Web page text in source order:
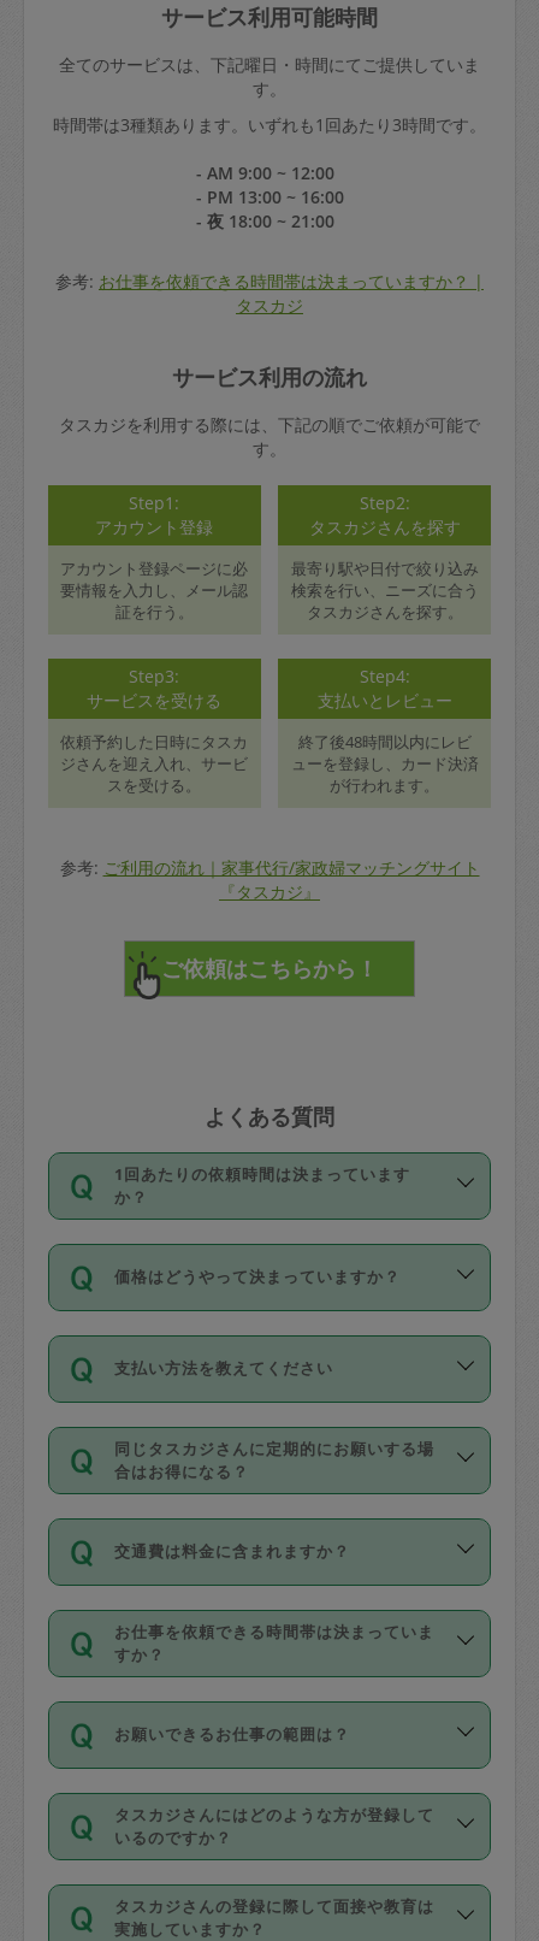
サービス利用可能時間
全てのサービスは、下記曜日・時間にてご提供していま
す。
時間帯は3種類あります。いずれも1回あたり3時間です。
- AM 9:00 ~ 12:00
- PM 13:00 ~ 16:00
- 夜 18:00 ~ 21:00
参考: お仕事を依頼できる時間帯は決まっていますか？ |
タスカジ
サービス利用の流れ
タスカジを利用する際には、下記の順でご依頼が可能で
す。
Step1:
アカウント登録
アカウント登録ページに必
要情報を入力し、メール認
証を行う。
Step2:
タスカジさんを探す
最寄り駅や日付で絞り込み
検索を行い、ニーズに合う
タスカジさんを探す。
Step3:
サービスを受ける
依頼予約した日時にタスカ
ジさんを迎え入れ、サービ
スを受ける。
Step4:
支払いとレビュー
終了後48時間以内にレビ
ューを登録し、カード決済
が行われます。
参考: ご利用の流れ｜家事代行/家政婦マッチングサイト
『タスカジ』
よくある質問
1回あたりの依頼時間は決まっています
か？
依頼1回につき3時間固定です。3時間を
超えて依頼したい場合は、延長機能をご
利用ください。機能をご利用いただくに
の上事前申請することが必要です。な
お、3時間を下回っても、値引き等はござ
いません。
価格はどうやって決まっていますか？
11種類の価格帯の中からタスカジさん自
身が価格を選んで設定しています。
タスカジさんの価格設定には最初は制限
があり、レビュー件数、レビューの平均
値、などで除々に設定可能な最高額が上
がっていく仕組みになっています。
支払い方法を教えてください
お支払方法はクレジットカード（Visa／
Master／JCB／AMERICAN EXPRESS／
Diners Club）のみとなります。
を行う際にご入力ください。プロフィー
ル登録時にはご入力いただかなくても大
丈夫です。
デビットカード・プリペイドカード（Vプ
リカ、au WALLETなど）は支払にはご利
銀行振込や現金払いも対応していませ
なお、タスカジさんの交通費も、依頼料
金のご請求と合わせてお支払いとなりま
動計算で表示されます。
同じタスカジさんに定期的にお願いする場
合はお得になる？
依頼には「スポット」と「定期（毎週｜
隔週）」があり、「定期」の依頼は「ス
ポット」よりお得な料金でご利用できま
す。
定期の最低利用回数は設けていない代わ
りに、一定数を超えたキャンセルは有償
（例：毎週定期の場合は３回以上のキャ
ンセルが有償（1200円、隔週定期の場合
は２回以上のキャンセルが有償（1200
交通費は料金に含まれますか？
交通費は依頼料金とは別途発生し、依頼
料金のご請求と合わせてお支払いとなり
ます。交通費の金額は「依頼の詳細」に
お仕事を依頼できる時間帯は決まっていま
すか？
時間帯は3種類あります。いずれも１回あ
たり３時間です。
・ＡＭ ９時～１２時
・ＰＭ １３時～１６時
・夜 １８時～２１時
開始時間を２時間前後変更することが可
お願いできるお仕事の範囲は？
掃除、整理収納、洗濯、買い物、料理、
作り置きです。タスカジさんによってで
きる仕事の範囲が異なりますので、依頼
する前にタスカジさんのプロフィールで
確認してください。
タスカジさんにはどのような方が登録して
いるのですか？
主婦として長年の家事経験をお持ちの
方、栄養士・調理師といった資格者で保
タスカジさんの登録に際して面接や教育は
実施していますか？